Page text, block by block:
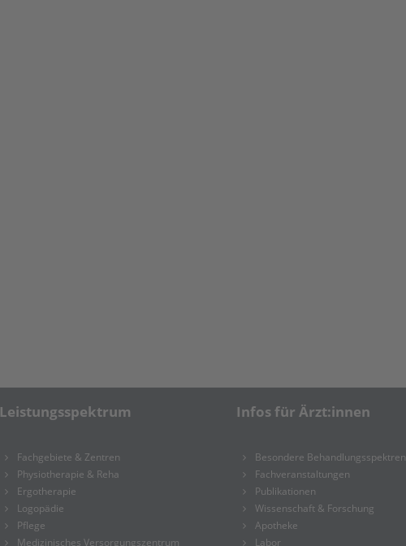
Leistungsspektrum
Fachgebiete & Zentren
Physiotherapie & Reha
Ergotherapie
Logopädie
Pflege
Medizinisches Versorgungszentrum
Infos für Ärzt:innen
Besondere Behandlungsspektren
Fachveranstaltungen
Publikationen
Wissenschaft & Forschung
Apotheke
Labor